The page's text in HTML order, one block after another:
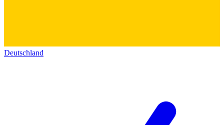
Deutschland